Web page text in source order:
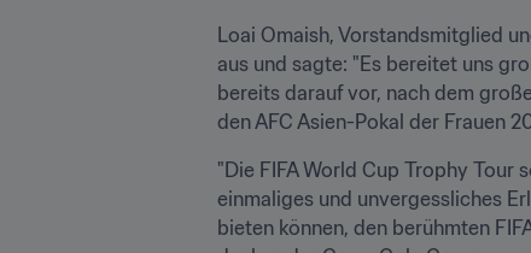
Loai Omaish, Vorstandsmitglied
aus und sagte: "Es bereitet uns
bereits darauf vor, nach dem
den AFC Asien-Pokal der Frauen
"Die FIFA World Cup Trophy Tour
einmaliges und unvergessliches
bieten können, den berühmten